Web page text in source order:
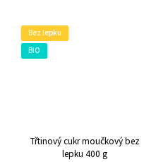
Bez lepku
BIO
Třtinový cukr moučkový bez
lepku 400 g